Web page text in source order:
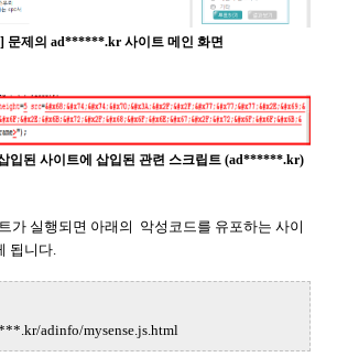
문제의 ad******.kr 사이트 메인 화면
입된 사이트에 삽입된 관련 스크립트 (ad******.kr)
가 실행되면 아래의 악성코드를 유포하는 사이
됩니다.
adinfo/mysense.js.html